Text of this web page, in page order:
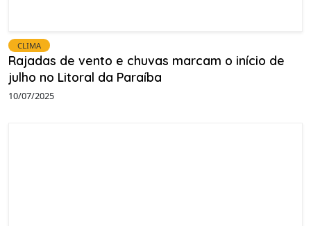
CLIMA
Rajadas de vento e chuvas marcam o início de
julho no Litoral da Paraíba
10/07/2025